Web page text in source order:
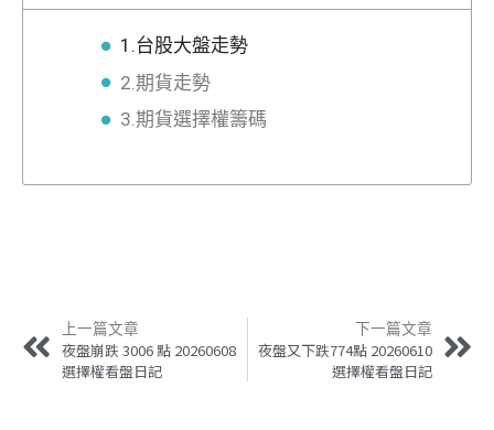
1.台股大盤走勢
2.期貨走勢
3.期貨選擇權籌碼
上一篇文章
夜盤崩跌 3006 點 20260608
選擇權看盤日記
下一篇文章
夜盤又下跌774點 20260610
選擇權看盤日記